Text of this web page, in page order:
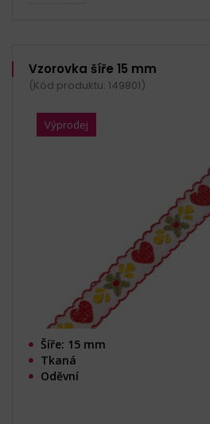
Vzorovka šíře 15 mm
(Kód produktu: 149801)
Výprodej
Šíře: 15 mm
Tkaná
Oděvní